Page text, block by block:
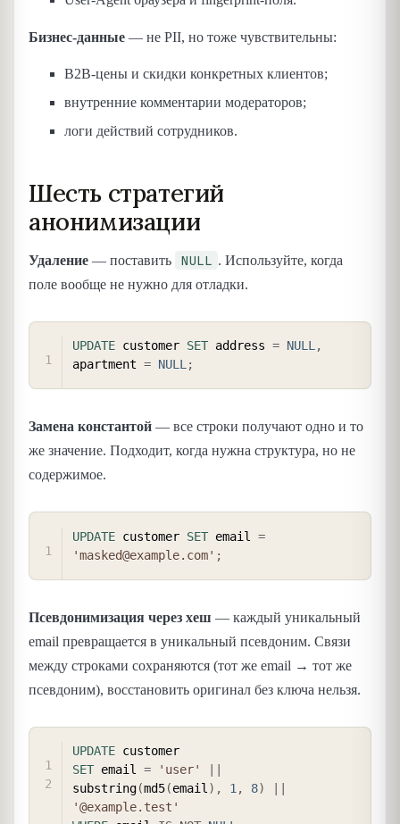
Бизнес-данные — не PII, но тоже чувствительны:
B2B-цены и скидки конкретных клиентов;
внутренние комментарии модераторов;
логи действий сотрудников.
Шесть стратегий
анонимизации
Удаление — поставить NULL . Используйте, когда
поле вообще не нужно для отладки.
UPDATE customer SET address = NULL,
apartment = NULL;
Замена константой — все строки получают одно и то
же значение. Подходит, когда нужна структура, но не
содержимое.
UPDATE customer SET email =
'masked@example.com' ;
Псевдонимизация через хеш — каждый уникальный
email превращается в уникальный псевдоним. Связи
между строками сохраняются (тот же email → тот же
псевдоним), восстановить оригинал без ключа нельзя.
UPDATE
SET email = 'user'
substring(md5(email ) , 1 , 8)
'@example.test'